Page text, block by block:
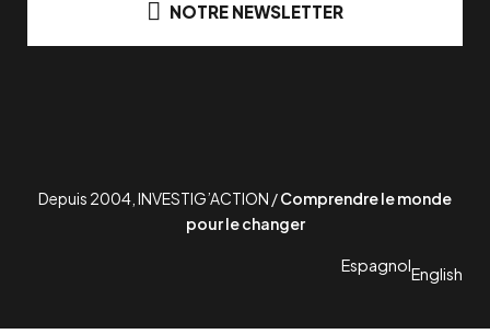
NOTRE NEWSLETTER
Depuis 2004, INVESTIG’ACTION /Comprendre le monde
pour le changer
EspagnolEnglish